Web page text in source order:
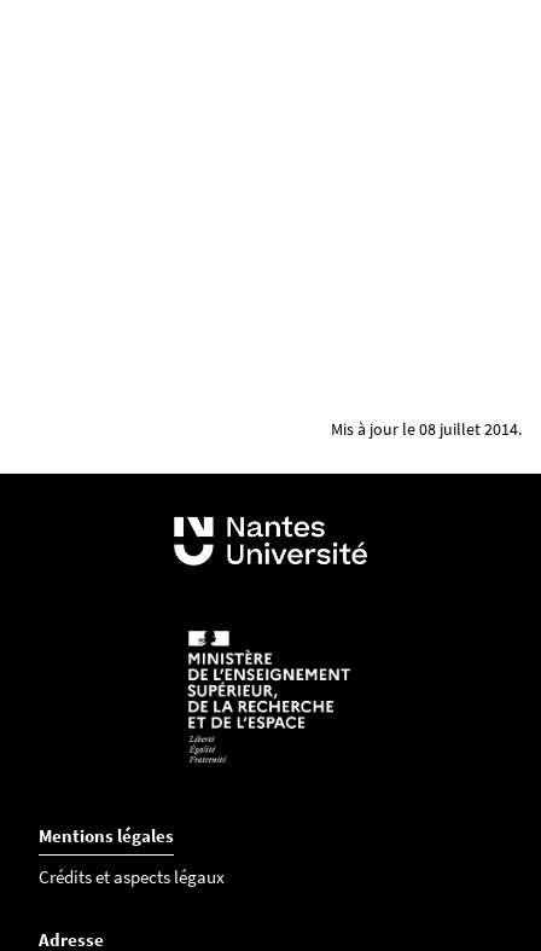
Mis à jour le 08 juillet 2014.
Mentions légales
Crédits et aspects légaux
Adresse